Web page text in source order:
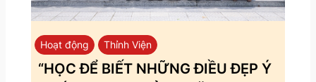
Hoạt động Thỉnh Viện
“HỌC ĐỂ BIẾT NHỮNG ĐIỀU ĐẸP Ý